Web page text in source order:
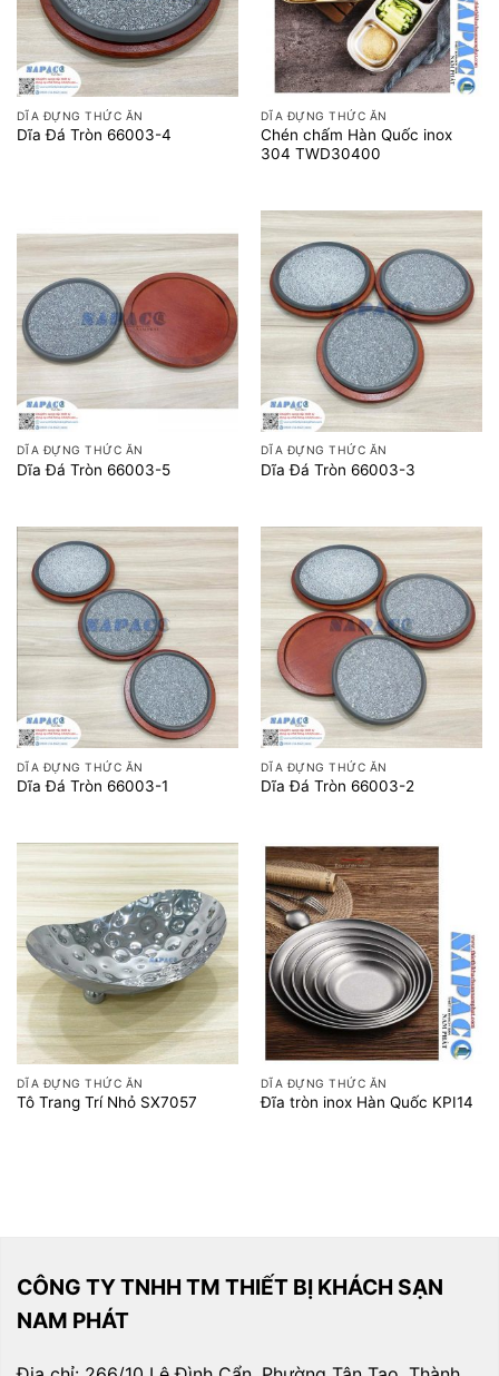
DĨA ĐỰNG THỨC ĂN
Dĩa Đá Tròn 66003-4
DĨA ĐỰNG THỨC ĂN
Chén chấm Hàn Quốc inox
304 TWD30400
DĨA ĐỰNG THỨC ĂN
Dĩa Đá Tròn 66003-5
DĨA ĐỰNG THỨC ĂN
Dĩa Đá Tròn 66003-3
DĨA ĐỰNG THỨC ĂN
Dĩa Đá Tròn 66003-1
DĨA ĐỰNG THỨC ĂN
Dĩa Đá Tròn 66003-2
DĨA ĐỰNG THỨC ĂN
Tô Trang Trí Nhỏ SX7057
DĨA ĐỰNG THỨC ĂN
Đĩa tròn inox Hàn Quốc KPI14
CÔNG TY TNHH TM THIẾT BỊ KHÁCH SẠN
NAM PHÁT